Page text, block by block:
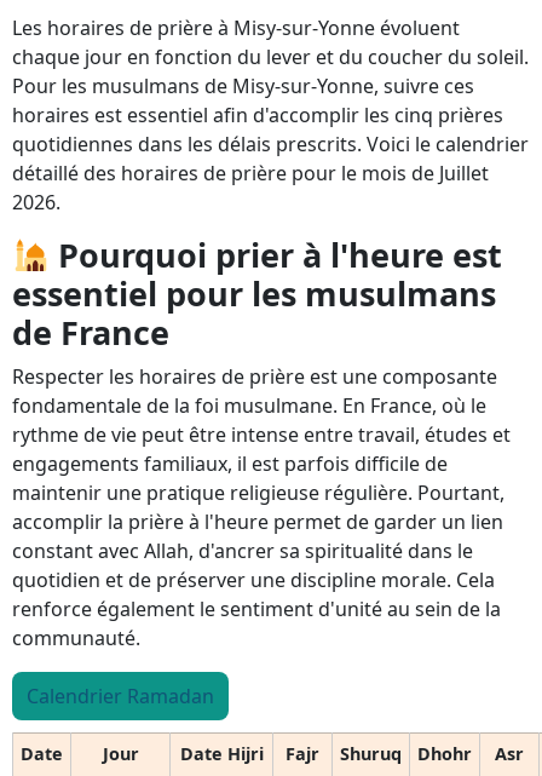
Les horaires de prière à Misy-sur-Yonne évoluent
chaque jour en fonction du lever et du coucher du soleil.
Pour les musulmans de Misy-sur-Yonne, suivre ces
horaires est essentiel afin d'accomplir les cinq prières
quotidiennes dans les délais prescrits. Voici le calendrier
détaillé des horaires de prière pour le mois de Juillet
2026.
Pourquoi prier à l'heure est
essentiel pour les musulmans
de France
Respecter les horaires de prière est une composante
fondamentale de la foi musulmane. En France, où le
rythme de vie peut être intense entre travail, études et
engagements familiaux, il est parfois difficile de
maintenir une pratique religieuse régulière. Pourtant,
accomplir la prière à l'heure permet de garder un lien
constant avec Allah, d'ancrer sa spiritualité dans le
quotidien et de préserver une discipline morale. Cela
renforce également le sentiment d'unité au sein de la
communauté.
Calendrier Ramadan
Date Jour Date Hijri Fajr Shuruq Dhohr Asr